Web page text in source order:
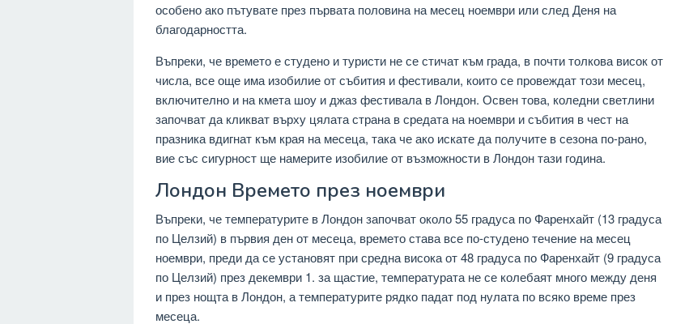
особено ако пътувате през първата половина на месец ноември или след Деня на
благодарността.
Въпреки, че времето е студено и туристи не се стичат към града, в почти толкова висок от
числа, все още има изобилие от събития и фестивали, които се провеждат този месец,
включително и на кмета шоу и джаз фестивала в Лондон. Освен това, коледни светлини
започват да кликват върху цялата страна в средата на ноември и събития в чест на
празника вдигнат към края на месеца, така че ако искате да получите в сезона по-рано,
вие със сигурност ще намерите изобилие от възможности в Лондон тази година.
Лондон Времето през ноември
Въпреки, че температурите в Лондон започват около 55 градуса по Фаренхайт (13 градуса
по Целзий) в първия ден от месеца, времето става все по-студено течение на месец
ноември, преди да се установят при средна висока от 48 градуса по Фаренхайт (9 градуса
по Целзий) през декември 1. за щастие, температурата не се колебаят много между деня
и през нощта в Лондон, а температурите рядко падат под нулата по всяко време през
месеца.